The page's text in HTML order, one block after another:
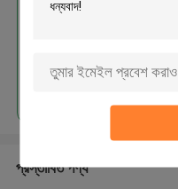
চালিয়ে
প্রস্তাবিত পণ্য